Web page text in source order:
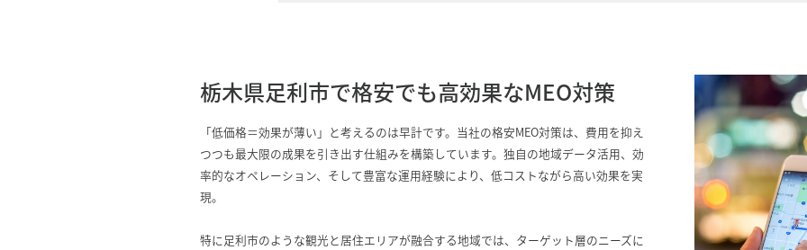
栃木県足利市で格安でも高効果なMEO対策
「低価格＝効果が薄い」と考えるのは早計です。当社の格安MEO対策は、費用を抑え
つつも最大限の成果を引き出す仕組みを構築しています。独自の地域データ活用、効
率的なオペレーション、そして豊富な運用経験により、低コストながら高い効果を実
現。
特に足利市のような観光と居住エリアが融合する地域では、ターゲット層のニーズに